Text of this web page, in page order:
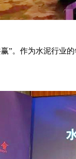
”。作为水泥行业